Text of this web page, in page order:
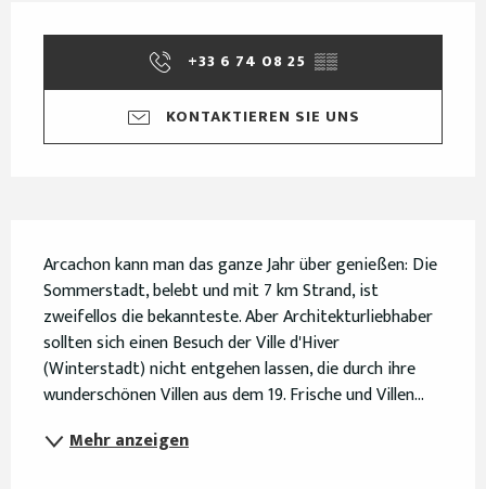
+33 6 74 08 25 ▒▒
KONTAKTIEREN SIE UNS
Arcachon kann man das ganze Jahr über genießen: Die
Sommerstadt, belebt und mit 7 km Strand, ist
zweifellos die bekannteste. Aber Architekturliebhaber
sollten sich einen Besuch der Ville d'Hiver
(Winterstadt) nicht entgehen lassen, die durch ihre
wunderschönen Villen aus dem 19. Frische und Villen...
Mehr anzeigen